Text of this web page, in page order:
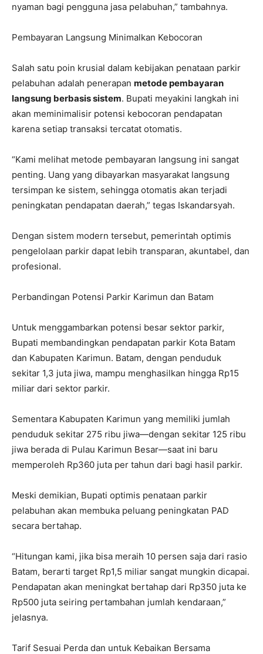
nyaman bagi pengguna jasa pelabuhan,” tambahnya.
Pembayaran Langsung Minimalkan Kebocoran
Salah satu poin krusial dalam kebijakan penataan parkir
pelabuhan adalah penerapan metode pembayaran
langsung berbasis sistem. Bupati meyakini langkah ini
akan meminimalisir potensi kebocoran pendapatan
karena setiap transaksi tercatat otomatis.
“Kami melihat metode pembayaran langsung ini sangat
penting. Uang yang dibayarkan masyarakat langsung
tersimpan ke sistem, sehingga otomatis akan terjadi
peningkatan pendapatan daerah,” tegas Iskandarsyah.
Dengan sistem modern tersebut, pemerintah optimis
pengelolaan parkir dapat lebih transparan, akuntabel, dan
profesional.
Perbandingan Potensi Parkir Karimun dan Batam
Untuk menggambarkan potensi besar sektor parkir,
Bupati membandingkan pendapatan parkir Kota Batam
dan Kabupaten Karimun. Batam, dengan penduduk
sekitar 1,3 juta jiwa, mampu menghasilkan hingga Rp15
miliar dari sektor parkir.
Sementara Kabupaten Karimun yang memiliki jumlah
penduduk sekitar 275 ribu jiwa—dengan sekitar 125 ribu
jiwa berada di Pulau Karimun Besar—saat ini baru
memperoleh Rp360 juta per tahun dari bagi hasil parkir.
Meski demikian, Bupati optimis penataan parkir
pelabuhan akan membuka peluang peningkatan PAD
secara bertahap.
“Hitungan kami, jika bisa meraih 10 persen saja dari rasio
Batam, berarti target Rp1,5 miliar sangat mungkin dicapai.
Pendapatan akan meningkat bertahap dari Rp350 juta ke
Rp500 juta seiring pertambahan jumlah kendaraan,”
jelasnya.
Tarif Sesuai Perda dan untuk Kebaikan Bersama